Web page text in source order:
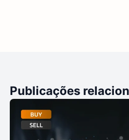
Publicações